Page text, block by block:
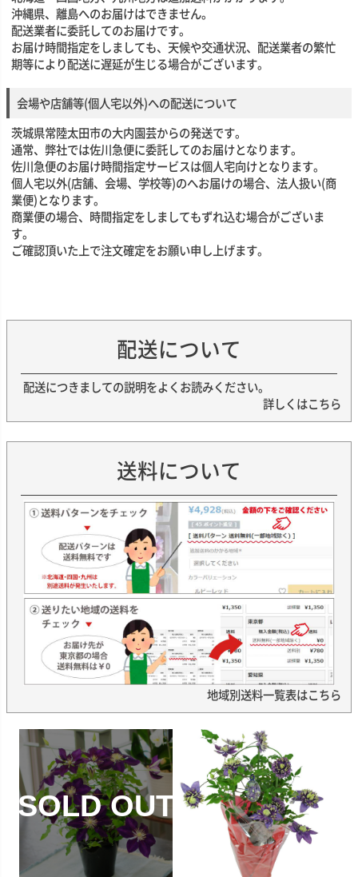
沖縄県、離島へのお届けはできません。
配送業者に委託してのお届けです。
お届け時間指定をしましても、天候や交通状況、配送業者の繁忙
期等により配送に遅延が生じる場合がございます。
会場や店舗等(個人宅以外)への配送について
茨城県常陸太田市の大内園芸からの発送です。
通常、弊社では佐川急便に委託してのお届けとなります。
佐川急便のお届け時間指定サービスは個人宅向けとなります。
個人宅以外(店舗、会場、学校等)のへお届けの場合、法人扱い(商
業便)となります。
商業便の場合、時間指定をしましてもずれ込む場合がございま
す。
ご確認頂いた上で注文確定をお願い申し上げます。
配送について
配送につきましての説明をよくお読みください。
詳しくはこちら
送料について
地域別送料一覧表はこちら